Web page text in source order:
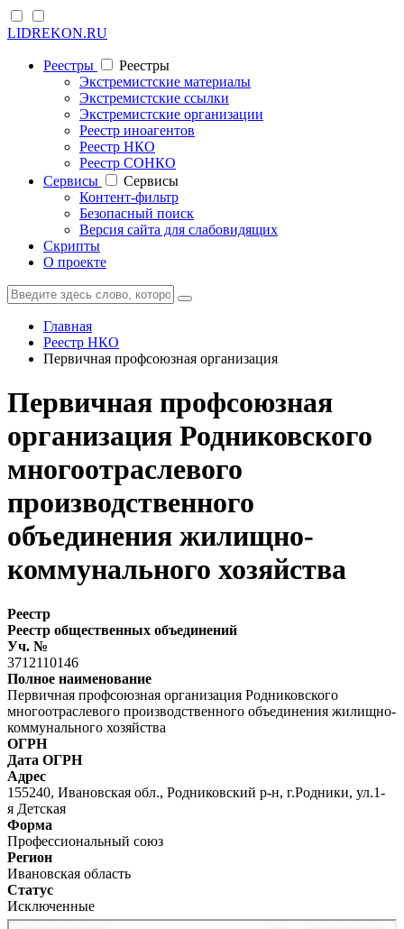
LIDREKON.RU
Реестры
Реестры
Экстремистские материалы
Экстремистские ссылки
Экстремистские организации
Реестр иноагентов
Реестр НКО
Реестр СОНКО
Cервисы
Cервисы
Контент-фильтр
Безопасный поиск
Версия сайта для слабовидящих
Скрипты
О проекте
Главная
Реестр НКО
Первичная профсоюзная организация
Первичная профсоюзная
организация Родниковского
многоотраслевого
производственного
объединения жилищно-
коммунального хозяйства
Реестр
Реестр общественных объединений
Уч. №
3712110146
Полное наименование
Первичная профсоюзная организация Родниковского
многоотраслевого производственного объединения жилищно-
коммунального хозяйства
ОГРН
Дата ОГРН
Адрес
155240, Ивановская обл., Родниковский р-н, г.Родники, ул.1-
я Детская
Форма
Профессиональный союз
Регион
Ивановская область
Статус
Исключенные